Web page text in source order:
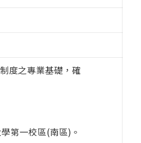
度之專業基礎，確
第一校區(南區)。